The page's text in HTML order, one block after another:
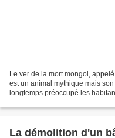
Le ver de la mort mongol,
est un animal mythique mais
longtemps préoccupé les
La démolition d'un